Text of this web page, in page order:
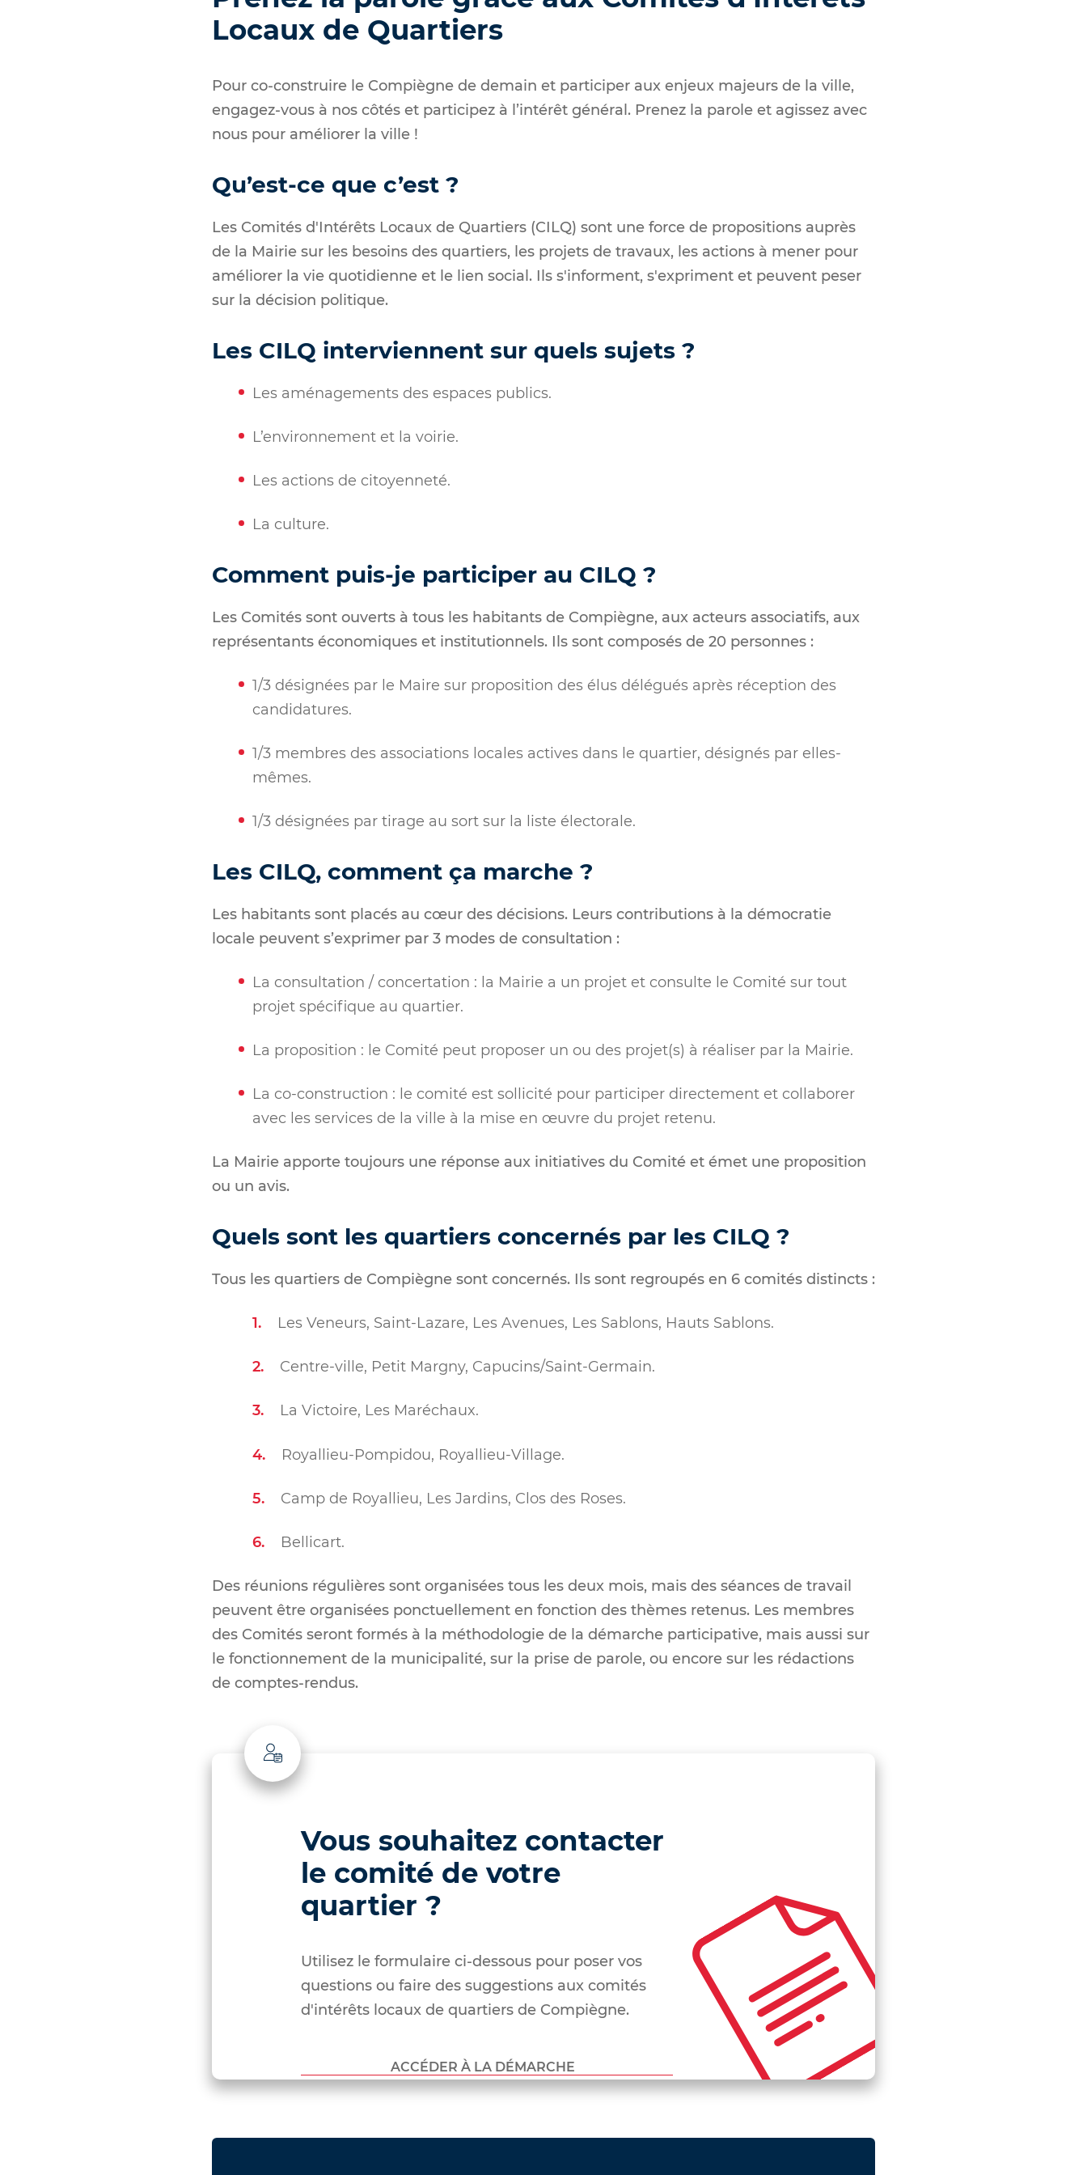
Locaux de Quartiers
Pour co-construire le Compiègne de demain et participer aux enjeux majeurs de la ville,
engagez-vous à nos côtés et participez à l’intérêt général. Prenez la parole et agissez avec
nous pour améliorer la ville !
Qu’est-ce que c’est ?
Les Comités d'Intérêts Locaux de Quartiers (CILQ) sont une force de propositions auprès
de la Mairie sur les besoins des quartiers, les projets de travaux, les actions à mener pour
améliorer la vie quotidienne et le lien social. Ils s'informent, s'expriment et peuvent peser
sur la décision politique.
Les CILQ interviennent sur quels sujets ?
Les aménagements des espaces publics.
L’environnement et la voirie.
Les actions de citoyenneté.
La culture.
Comment puis-je participer au CILQ ?
Les Comités sont ouverts à tous les habitants de Compiègne, aux acteurs associatifs, aux
représentants économiques et institutionnels. Ils sont composés de 20 personnes :
1/3 désignées par le Maire sur proposition des élus délégués après réception des
candidatures.
1/3 membres des associations locales actives dans le quartier, désignés par elles-
mêmes.
1/3 désignées par tirage au sort sur la liste électorale.
Les CILQ, comment ça marche ?
Les habitants sont placés au cœur des décisions. Leurs contributions à la démocratie
locale peuvent s’exprimer par 3 modes de consultation :
La consultation / concertation : la Mairie a un projet et consulte le Comité sur tout
projet spécifique au quartier.
La proposition : le Comité peut proposer un ou des projet(s) à réaliser par la Mairie.
La co-construction : le comité est sollicité pour participer directement et collaborer
avec les services de la ville à la mise en œuvre du projet retenu.
La Mairie apporte toujours une réponse aux initiatives du Comité et émet une proposition
ou un avis.
Quels sont les quartiers concernés par les CILQ ?
Tous les quartiers de Compiègne sont concernés. Ils sont regroupés en 6 comités distincts :
Les Veneurs, Saint-Lazare, Les Avenues, Les Sablons, Hauts Sablons.
Centre-ville, Petit Margny, Capucins/Saint-Germain.
La Victoire, Les Maréchaux.
Royallieu-Pompidou, Royallieu-Village.
Camp de Royallieu, Les Jardins, Clos des Roses.
Bellicart.
Des réunions régulières sont organisées tous les deux mois, mais des séances de travail
peuvent être organisées ponctuellement en fonction des thèmes retenus. Les membres
des Comités seront formés à la méthodologie de la démarche participative, mais aussi sur
le fonctionnement de la municipalité, sur la prise de parole, ou encore sur les rédactions
de comptes-rendus.
Vous souhaitez contacter
le comité de votre
quartier ?
Utilisez le formulaire ci-dessous pour poser vos
questions ou faire des suggestions aux comités
d'intérêts locaux de quartiers de Compiègne.
ACCÉDER À LA DÉMARCHE